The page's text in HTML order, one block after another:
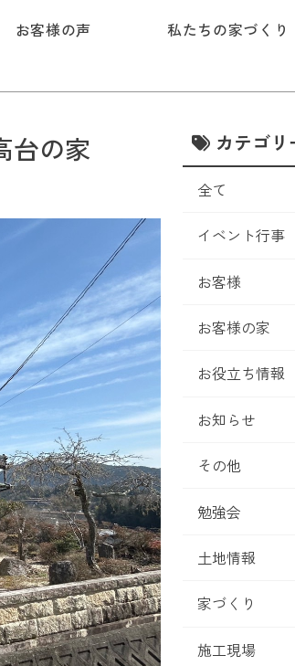
お客様の声 私たちの家づくり
台の家
カテゴリ
全て
イベント行事
お客様
お客様の家
お役立ち情報
お知らせ
その他
勉強会
土地情報
家づくり
施工現場